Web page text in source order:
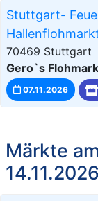
Stuttgart-
70469 Stuttgart
Gero`s
07.11.2026
Märkte
14.11.2026